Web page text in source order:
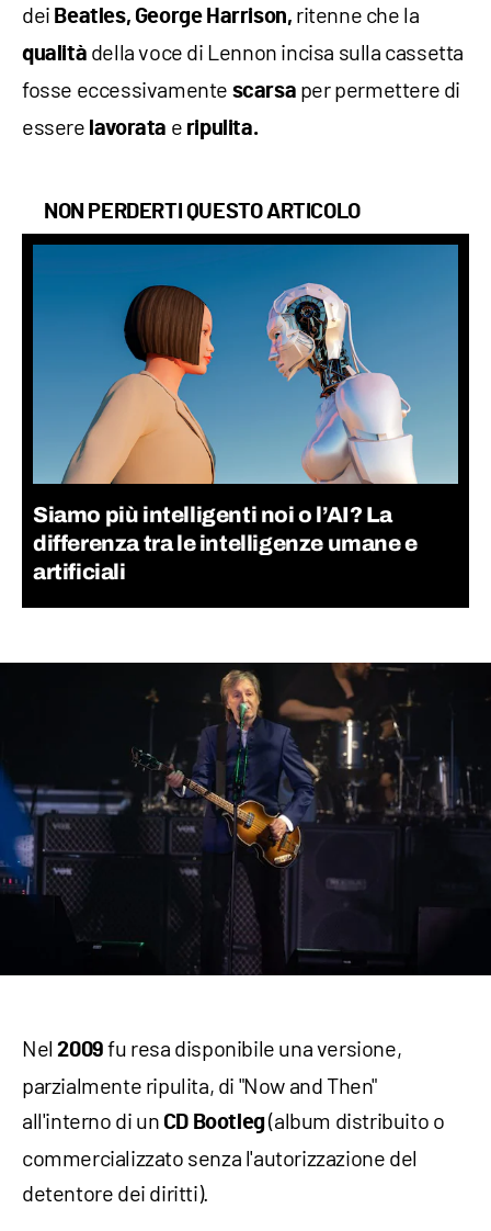
dei Beatles, George Harrison, ritenne che la
qualità della voce di Lennon incisa sulla cassetta
fosse eccessivamente scarsa per permettere di
essere lavorata e ripulita.
NON PERDERTI QUESTO ARTICOLO
Siamo più intelligenti noi o l’AI? La
differenza tra le intelligenze umane e
artificiali
Nel2009 fu resa disponibile una versione,
parzialmente ripulita, di "Now and Then"
all'interno di un CD Bootleg(album distribuito o
commercializzato senza l'autorizzazione del
detentore dei diritti).